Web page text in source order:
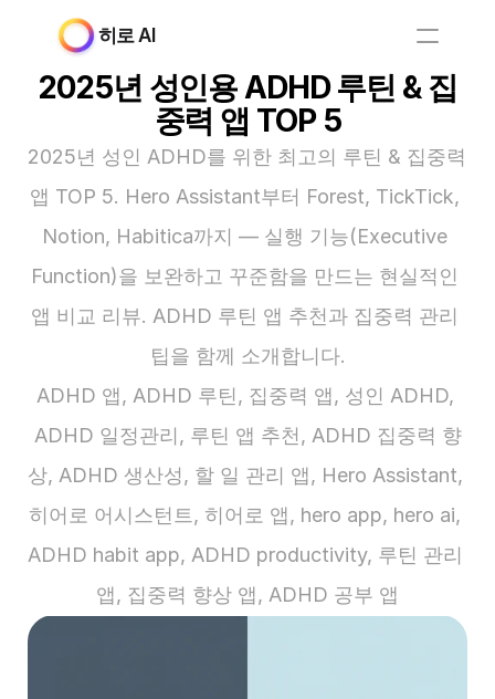
히로 AI
2025년 성인용 ADHD 루틴 & 집
중력 앱 TOP 5
2025년 성인 ADHD를 위한 최고의 루틴 & 집중력
앱 TOP 5. Hero Assistant부터 Forest, TickTick,
Notion, Habitica까지 — 실행 기능(Executive
Function)을 보완하고 꾸준함을 만드는 현실적인
앱 비교 리뷰. ADHD 루틴 앱 추천과 집중력 관리
팁을 함께 소개합니다.
ADHD 앱, ADHD 루틴, 집중력 앱, 성인 ADHD,
ADHD 일정관리, 루틴 앱 추천, ADHD 집중력 향
상, ADHD 생산성, 할 일 관리 앱, Hero Assistant,
히어로 어시스턴트, 히어로 앱, hero app, hero ai,
ADHD habit app, ADHD productivity, 루틴 관리
앱, 집중력 향상 앱, ADHD 공부 앱